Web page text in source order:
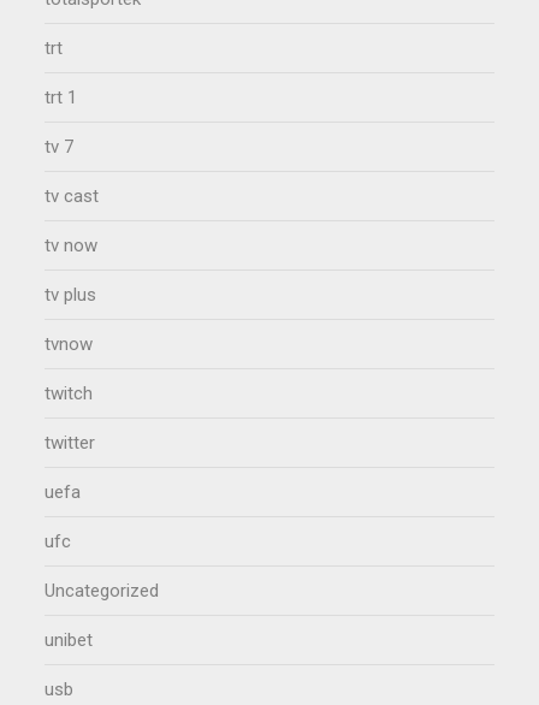
trt
trt 1
tv 7
tv cast
tv now
tv plus
tvnow
twitch
twitter
uefa
ufc
Uncategorized
unibet
usb